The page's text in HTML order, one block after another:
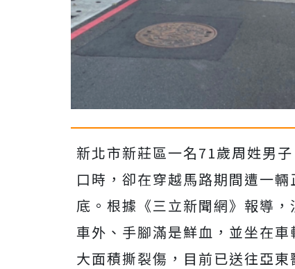
新北市新莊區一名71歲周姓男
口時，卻在穿越馬路期間遭一
底。根據《三立新聞網》報導
車外、手腳滿是鮮血，並坐在
大面積撕裂傷，目前已送往亞